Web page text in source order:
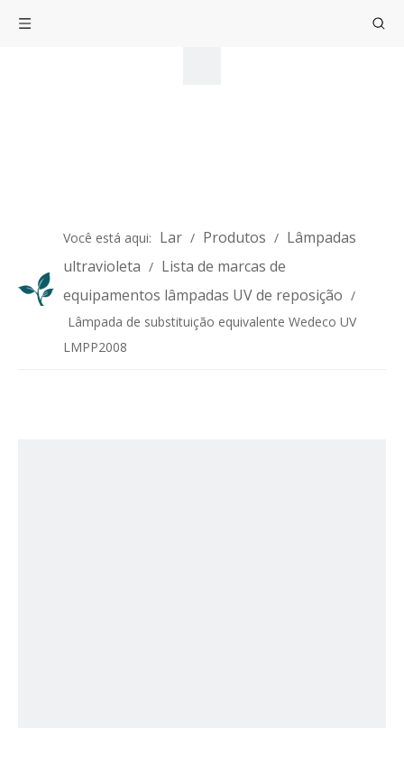
Você está aqui: Lar / Produtos / Lâmpadas
ultravioleta / Lista de marcas de
equipamentos lâmpadas UV de reposição /
Lâmpada de substituição equivalente Wedeco UV
LMPP2008